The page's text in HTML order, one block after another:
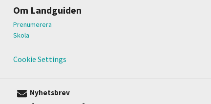
Om Landguiden
Prenumerera
Skola
Cookie Settings
Nyhetsbrev